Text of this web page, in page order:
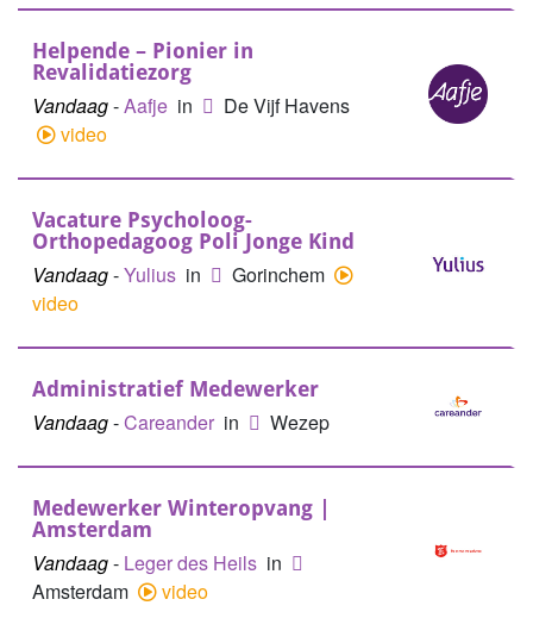
Helpende – Pionier in
Revalidatiezorg
Vandaag-Aafje in
De Vijf Havens
video
Vacature Psycholoog-
Orthopedagoog Poli Jonge Kind
Vandaag-Yulius in
Gorinchem
video
Administratief Medewerker
Vandaag-Careander in Wezep
Medewerker Winteropvang |
Amsterdam
Vandaag- Leger des Heils in
Amsterdam
video